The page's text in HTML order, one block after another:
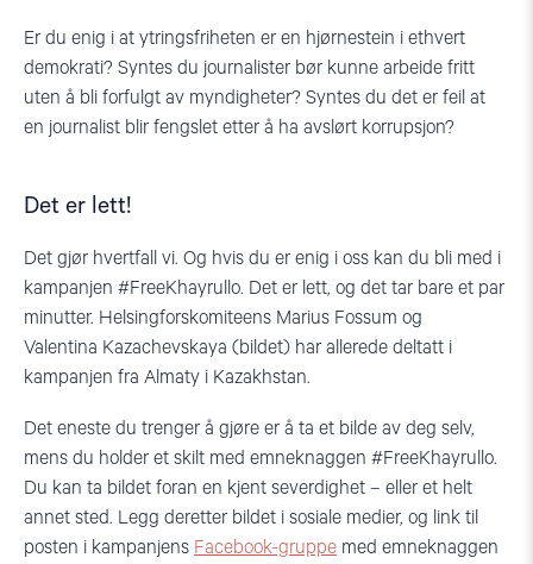
Er du enig i at ytringsfriheten er en hjørnestein i ethvert
demokrati? Syntes du journalister bør kunne arbeide fritt
uten å bli forfulgt av myndigheter? Syntes du det er feil at
en journalist blir fengslet etter å ha avslørt korrupsjon?
Det er lett!
Det gjør hvertfall vi. Og hvis du er enig i oss kan du bli med i
kampanjen #FreeKhayrullo. Det er lett, og det tar bare et par
minutter. Helsingforskomiteens Marius Fossum og
Valentina Kazachevskaya (bildet) har allerede deltatt i
kampanjen fra Almaty i Kazakhstan.
Det eneste du trenger å gjøre er å ta et bilde av deg selv,
mens du holder et skilt med emneknaggen #FreeKhayrullo.
Du kan ta bildet foran en kjent severdighet – eller et helt
annet sted. Legg deretter bildet i sosiale medier, og link til
posten i kampanjens Facebook-gruppe med emneknaggen